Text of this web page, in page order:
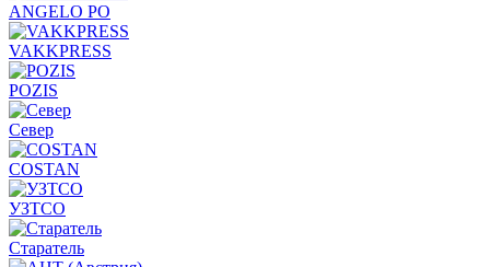
ANGELO PO
VAKKPRESS
POZIS
Север
COSTAN
УЗТСО
Старатель